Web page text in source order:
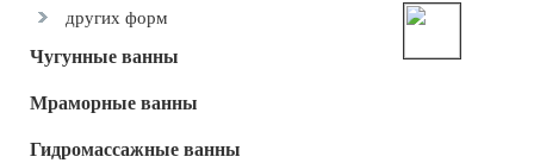
других форм
Чугунные ванны
Мраморные ванны
Гидромассажные ванны